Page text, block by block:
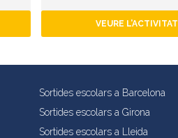
VEURE L’ACTIVITAT
Sortides escolars a Barcelona
Sortides escolars a Girona
Sortides escolars a Lleida